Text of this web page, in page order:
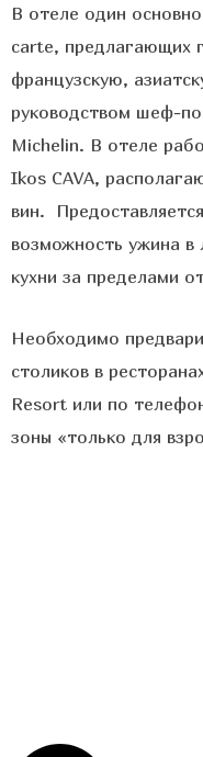
В отеле один
carte, предлагающих
французскую,
руководством шеф-
Michelin. В отеле
Ikos CAVA,
вин.
возможность ужина в
кухни за пределами
Необходимо
столиков в
Resort или по
зоны «только для